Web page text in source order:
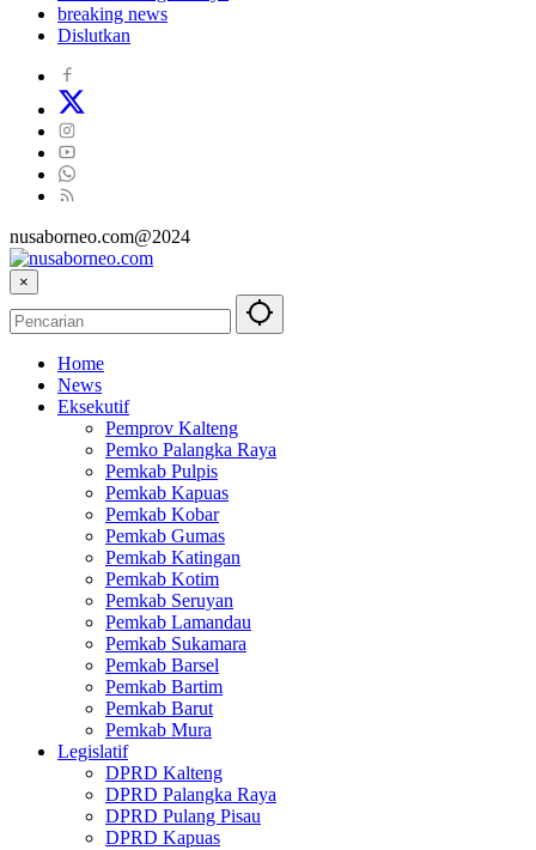
breaking news
Dislutkan
nusaborneo.com@2024
×
Home
News
Eksekutif
Pemprov Kalteng
Pemko Palangka Raya
Pemkab Pulpis
Pemkab Kapuas
Pemkab Kobar
Pemkab Gumas
Pemkab Katingan
Pemkab Kotim
Pemkab Seruyan
Pemkab Lamandau
Pemkab Sukamara
Pemkab Barsel
Pemkab Bartim
Pemkab Barut
Pemkab Mura
Legislatif
DPRD Kalteng
DPRD Palangka Raya
DPRD Pulang Pisau
DPRD Kapuas